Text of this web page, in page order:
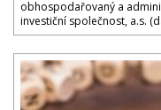
obhospodařovaný a
investiční společnost, a.s.